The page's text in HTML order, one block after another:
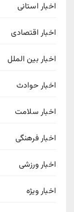
اخبار استانی
اخبار اقتصادی
اخبار بین الملل
اخبار حوادث
اخبار سلامت
اخبار فرهنگی
اخبار ورزشی
اخبار ویژه